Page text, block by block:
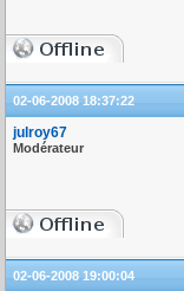
02-06-2008 18:37:22
julroy67
Modérateur
02-06-2008 19:00:04